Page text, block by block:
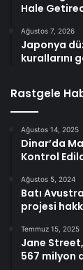
Hale
Ağustos 7, 2026
Japonya
kurallarını
Rastgele
Ağustos 14, 2025
Dinar’da
Kontrol
Ağustos 5, 2024
Batı
projesi
Temmuz 15, 2025
Jane
567 milyon